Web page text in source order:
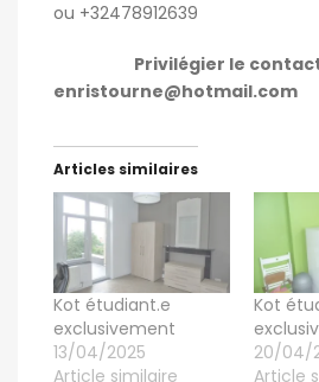
ou +32478912639
Privilégier le
enristourne@hotmail.com
Articles similaires
Kot étudiant.e
exclusivement
13/04/2025
Article similaire
Kot
20/04/
Article